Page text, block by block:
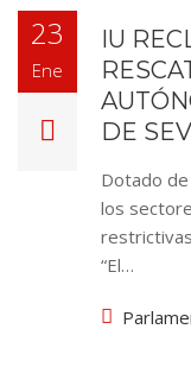
23
Ene
IU
DE
Dotado
los
“El…